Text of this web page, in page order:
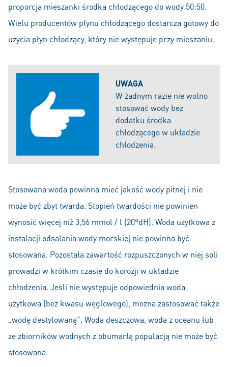
proporcja mieszanki środka chłodzącego do wody 50:50.
Wielu producentów płynu chłodzącego dostarcza gotowy do
użycia płyn chłodzący, który nie występuje przy mieszaniu.
UWAGA
W żadnym razie nie wolno
stosować wody bez
dodatku środka
chłodzącego w układzie
chłodzenia.
Stosowana woda powinna mieć jakość wody pitnej i nie
może być zbyt twarda. Stopień twardości nie powinien
wynosić więcej niż 3,56 mmol / l (20°dH). Woda użytkowa z
instalacji odsalania wody morskiej nie powinna być
stosowana. Pozostała zawartość rozpuszczonych w niej soli
prowadzi w krótkim czasie do korozji w układzie
chłodzenia. Jeśli nie występuje odpowiednia woda
użytkowa (bez kwasu węglowego), można zastosować także
„wodę destylowaną”. Woda deszczowa, woda z oceanu lub
ze zbiorników wodnych z obumarłą populacją nie może być
stosowana.